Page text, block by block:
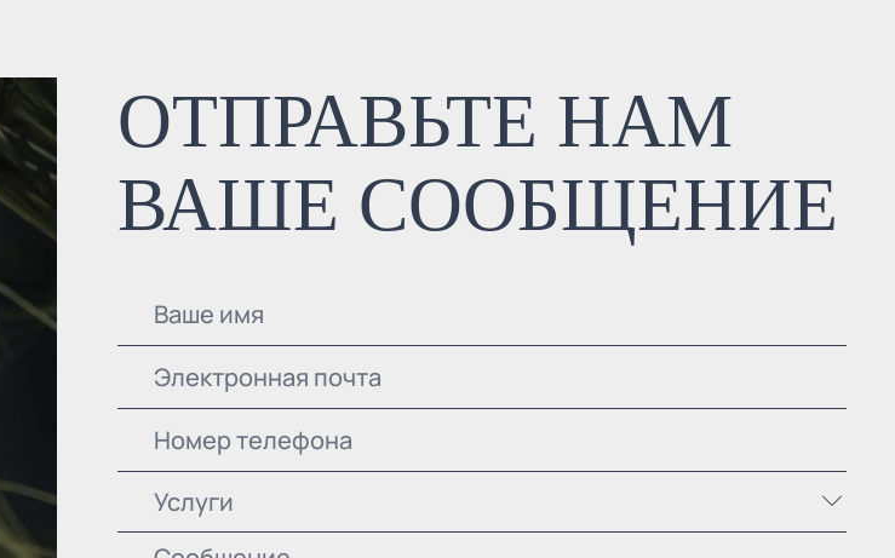
ОТПРАВЬТЕ НАМ
ВАШЕ СООБЩЕНИЕ
Услуги